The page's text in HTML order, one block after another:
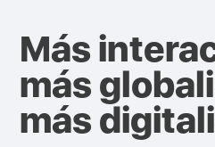
Más
más
más